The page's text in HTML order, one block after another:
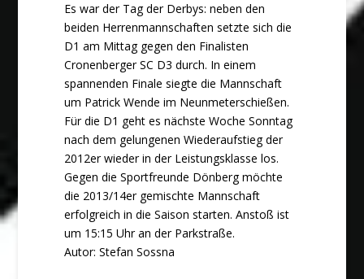
Es war der Tag der Derbys: neben den
beiden Herrenmannschaften setzte sich die
D1 am Mittag gegen den Finalisten
Cronenberger SC D3 durch. In einem
spannenden Finale siegte die Mannschaft
um Patrick Wende im Neunmeterschießen.
Für die D1 geht es nächste Woche Sonntag
nach dem gelungenen Wiederaufstieg der
2012er wieder in der Leistungsklasse los.
Gegen die Sportfreunde Dönberg möchte
die 2013/14er gemischte Mannschaft
erfolgreich in die Saison starten. Anstoß ist
um 15:15 Uhr an der Parkstraße.
Autor: Stefan Sossna